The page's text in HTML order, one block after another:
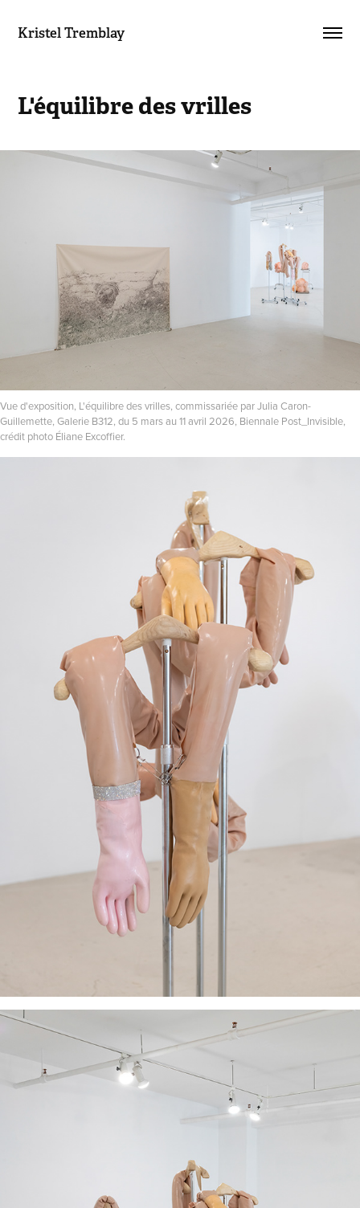
Kristel Tremblay
L'équilibre des vrilles
Vue d'exposition, L'équilibre des vrilles, commissariée par Julia Caron-
Guillemette, Galerie B312, du 5 mars au 11 avril 2026, Biennale Post_Invisible,
crédit photo Éliane Excoffier.